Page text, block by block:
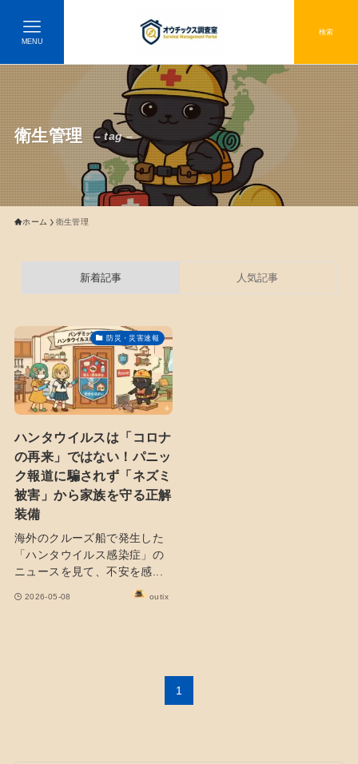
検索
MENU
衛生管理 – tag –
ホーム 衛生管理
新着記事 人気記事
防災・災害速報
ハンタウイルスは「コロナ
の再来」ではない！パニッ
ク報道に騙されず「ネズミ
被害」から家族を守る正解
装備
海外のクルーズ船で発生した
「ハンタウイルス感染症」の
ニュースを見て、不安を感...
2026-05-08 outix
1